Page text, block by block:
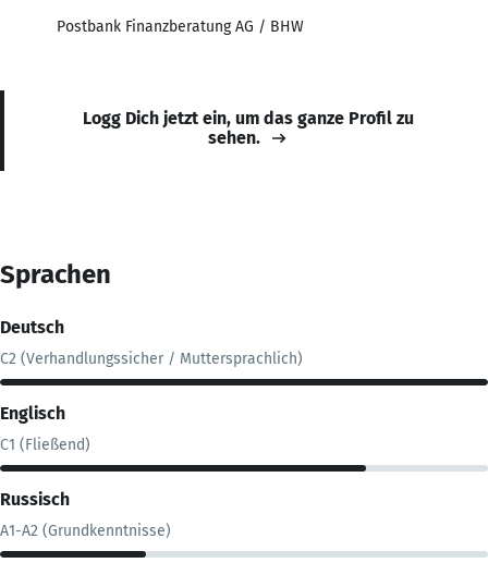
Postbank Finanzberatung AG / BHW
Logg Dich jetzt ein, um das ganze Profil zu
sehen.
Sprachen
Deutsch
C2 (Verhandlungssicher / Muttersprachlich)
Englisch
C1 (Fließend)
Russisch
A1-A2 (Grundkenntnisse)